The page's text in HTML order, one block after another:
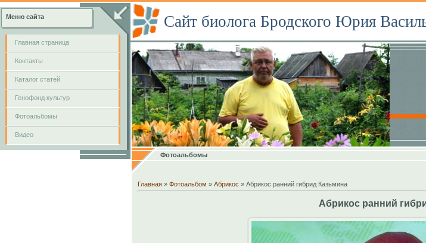
Меню сайта
Главная страница
Контакты
Каталог статей
Генофонд культур
Фотоальбомы
Видео
Сайт биолога Бродского Юрия
Фотоальбомы
Главная » Фотоальбом » Абрикос » Абрикос ранний гибрид Казьмина
Абрикос ранний